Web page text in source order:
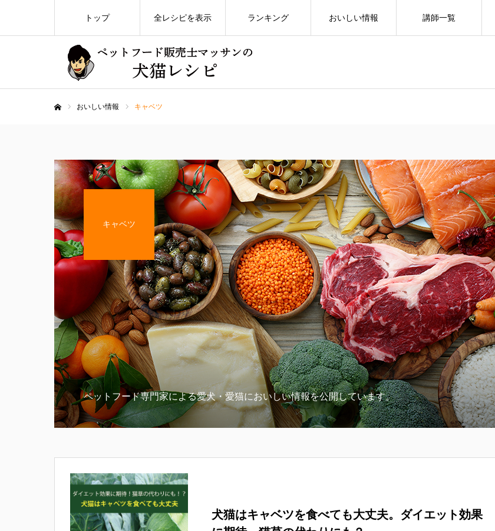
トップ 全レシピを表示 ランキング おいしい情報 講師一覧
おいしい情報 キャベツ
キャベツ
ペットフード専門家による愛犬・愛猫においしい情報を公開しています。
犬猫はキャベツを食べても大丈夫。ダイエット効果